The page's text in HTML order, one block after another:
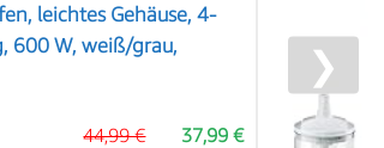
leichtes Gehäuse, 4-
600 W, weiß/grau,
37,99 €
44,99 €
❯